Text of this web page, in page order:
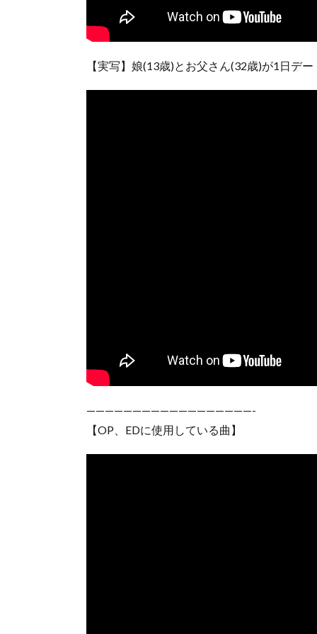
【実写】娘(13歳)とお父さん(32歳)が1日デー
——————————————————-
【OP、EDに使用している曲】